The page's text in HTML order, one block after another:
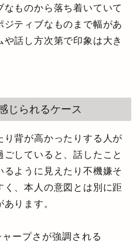
ものから落ち着いていて
ティブなものまで幅があ
話し方次第で印象は大き
じられるケース
り背が高かったりする人が
していると、話したこと
ように見えたり不機嫌そ
く、本人の意図とは別に距
ります。
ープさが強調される